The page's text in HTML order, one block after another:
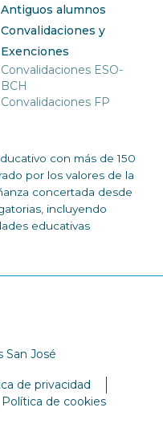
Antiguos alumnos
Convalidaciones y
Exenciones
Convalidaciones ESO-
BCH
Convalidaciones FP
con más de 150
por los valores de la
concertada desde
incluyendo
educativas
San José
de privacidad
Política de cookies